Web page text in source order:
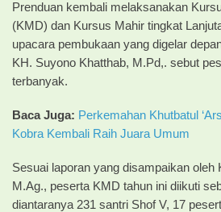
Prenduan kembali melaksanakan
(KMD) dan Kursus Mahir tingkat
upacara pembukaan yang digelar
KH. Suyono Khatthab, M.Pd,. sebut
terbanyak.
Baca Juga: Perkemahan Khutbatul
Kobra Kembali Raih Juara Umum
Sesuai laporan yang disampaikan oleh
M.Ag., peserta KMD tahun ini diikuti
diantaranya 231 santri Shof V, 17